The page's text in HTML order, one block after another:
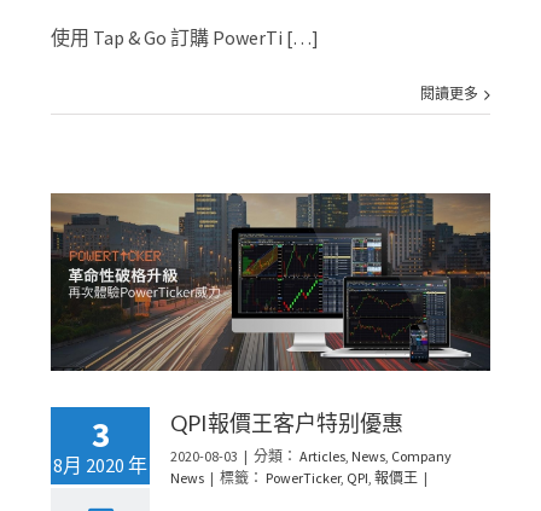
使用 Tap & Go 訂購 PowerTi […]
閱讀更多
3
8月 2020 年
QPI報價王客户特别優惠
2020-08-03 | 分類：Articles, News, Company
News | 標籤： PowerTicker, QPI,報價王 |